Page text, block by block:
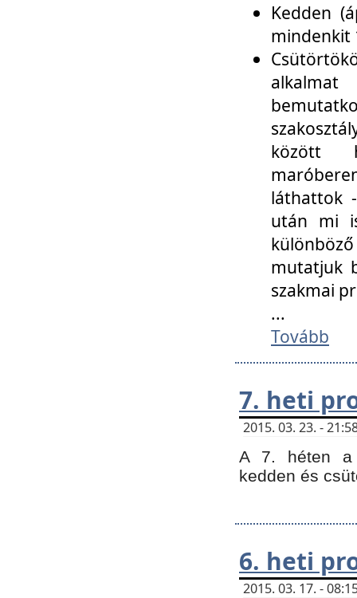
Kedden
mindenkit
között
láthattok
után mi
mutatjuk
szakmai
...
Tovább
7. heti
2015. 03. 23. -
A 7. héten a
kedden és
6. heti
2015. 03. 17. -